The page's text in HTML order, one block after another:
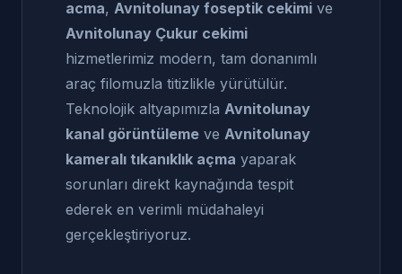
acma, Avnitolunay foseptik cekimi ve
Avnitolunay Çukur cekimi
hizmetlerimiz modern, tam donanımlı
araç filomuzla titizlikle yürütülür.
Teknolojik altyapımızla Avnitolunay
kanal görüntüleme ve Avnitolunay
kameralı tıkanıklık açma yaparak
sorunları direkt kaynağında tespit
ederek en verimli müdahaleyi
gerçekleştiriyoruz.